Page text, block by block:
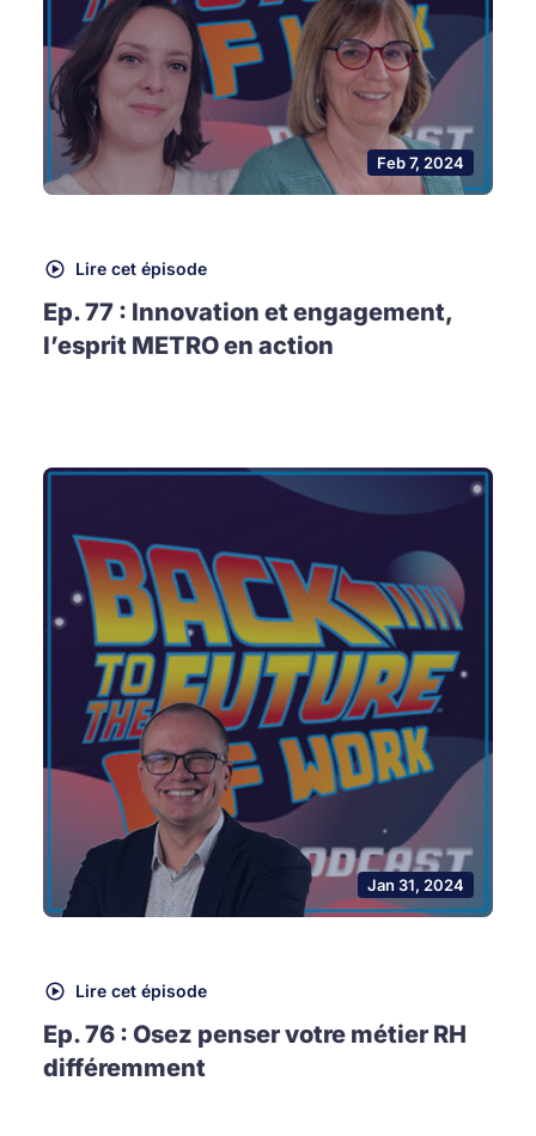
Feb 7, 2024
Lire cet épisode
Ep. 77 : Innovation et engagement,
l’esprit METRO en action
Jan 31, 2024
Lire cet épisode
Ep. 76 : Osez penser votre métier RH
différemment